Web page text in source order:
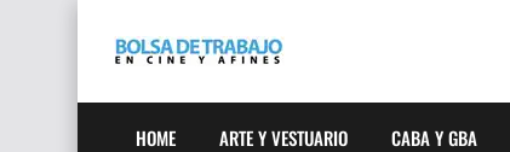
HOME ARTE Y VESTUARIO CABA Y GBA